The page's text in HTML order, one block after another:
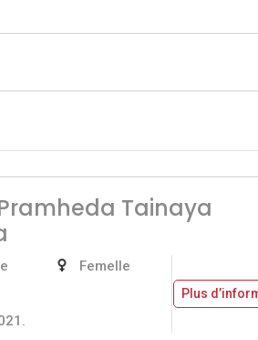
Tainaya
Femelle
Plus